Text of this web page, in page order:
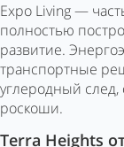
Expo Living —
полностью
развитие.
транспортные
углеродный
роскоши.
Terra Heights